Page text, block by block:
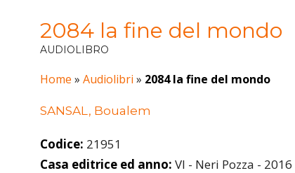
2084 la fine del mondo
AUDIOLIBRO
Home » Audiolibri » 2084 la fine del mondo
SANSAL, Boualem
Codice: 21951
Casa editrice ed anno: VI - Neri Pozza - 2016